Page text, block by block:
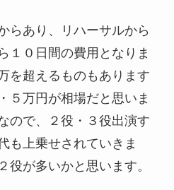
らあり、リハーサルから
１０日間の費用となりま
を超えるものもあります
５万円が相場だと思いま
ので、２役・３役出演す
も上乗せされていきま
役が多いかと思います。